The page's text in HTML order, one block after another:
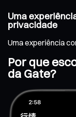
Uma
privacidade
Uma experiência
Por que
da Gate?